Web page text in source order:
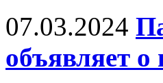
07.03.2024
объявляет о